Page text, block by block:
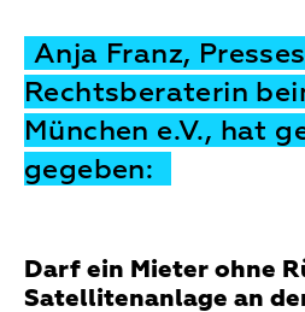
Anja Franz,
Rechtsberaterin
München e.V., hat
gegeben:
Darf ein Mieter ohne
Satellitenanlage an